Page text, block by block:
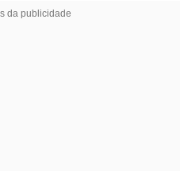
da publicidade